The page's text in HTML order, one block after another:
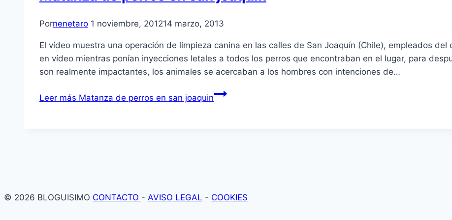
Pornenetaro 1 noviembre, 201214 marzo, 2013
El ví­deo muestra una operación de limpieza canina en las calles de San Joaquí­n (Chile), empleados
en ví­deo mientras poní­an inyecciones letales a todos los perros que encontraban en el lugar, para
son realmente impactantes, los animales se acercaban a los hombres con intenciones de…
Leer más Matanza de perros en san joaquin
© 2026 BLOGUISIMO CONTACTO - AVISO LEGAL - COOKIES